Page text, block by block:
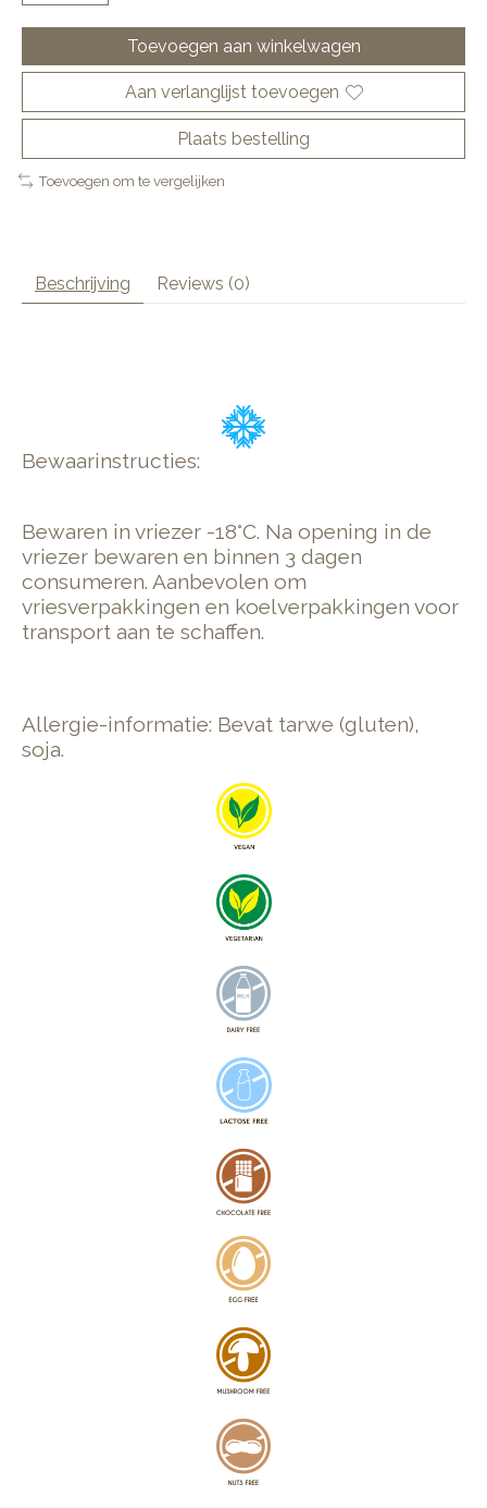
Toevoegen aan winkelwagen
Aan verlanglijst toevoegen
Plaats bestelling
Toevoegen om te vergelijken
Beschrijving Reviews (0)
Bewaarinstructies:
Bewaren in vriezer -18°C. Na opening in de
vriezer bewaren en binnen 3 dagen
consumeren. Aanbevolen om
vriesverpakkingen en koelverpakkingen voor
transport aan te schaffen.
Allergie-informatie: Bevat tarwe (gluten),
soja.